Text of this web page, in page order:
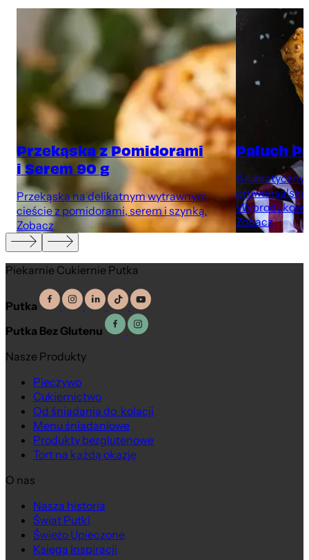
Przekąska z Pomidorami
i Serem 90 g
Przekąska na delikatnym wytrawnym
cieście z pomidorami, serem i szynką.
Zobacz
Paluch
Aromatyczny
Zobacz
Piekarnie Cukiernie Putka
Putka
Putka Bez Glutenu
Nasze Produkty
Pieczywo
Cukiernictwo
Od śniadania do kolacji
Menu śniadaniowe
Produkty bezglutenowe
Tort na każdą okazję
O nas
Nasza historia
Świat Putki
Świeżo Upieczone
Księga Inspiracji